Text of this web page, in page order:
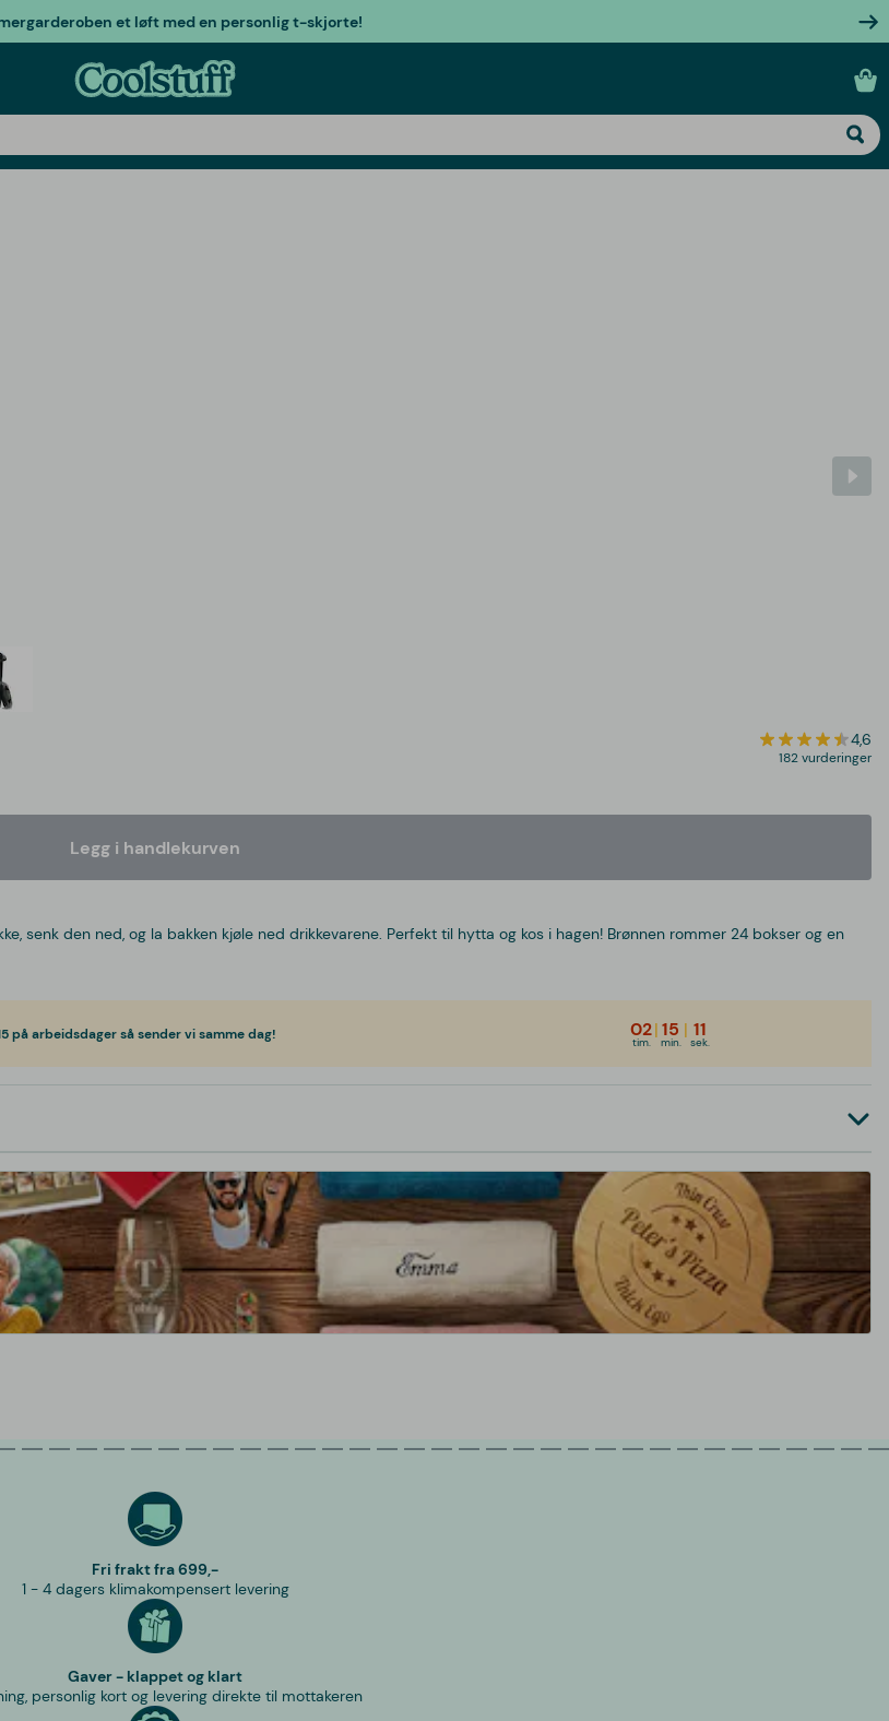
et løft med en personlig t-skjorte!
4,6
182 vurderinger
Legg i handlekurven
senk den ned, og la bakken kjøle ned drikkevarene. Perfekt til hytta og kos i hagen! Brønnen rommer 24 bokser og en
på arbeidsdager så sender vi samme dag! 02
tim.
|15
min.
| 11
sek.
Fri frakt fra 699,-
1 - 4 dagers klimakompensert levering
Gaver - klappet og klart
personlig kort og levering direkte til mottakeren